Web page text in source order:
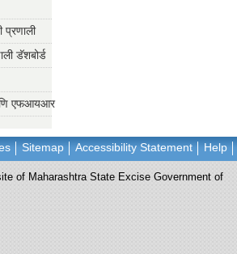
डॅशबोर्ड
एफआयआर
Sitemap Accessibility Statement Help
of Maharashtra State Excise Government of